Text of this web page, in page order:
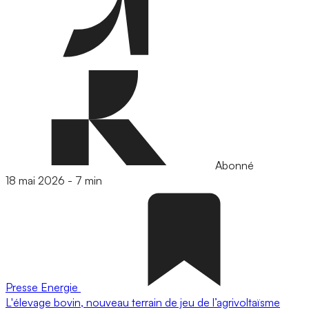
Abonné
18 mai 2026 - 7 min
Presse Energie
L'élevage bovin, nouveau terrain de jeu de l’agrivoltaïsme